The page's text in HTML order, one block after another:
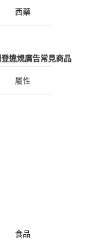
西藥
登違規廣告常見商品
屬性
食品